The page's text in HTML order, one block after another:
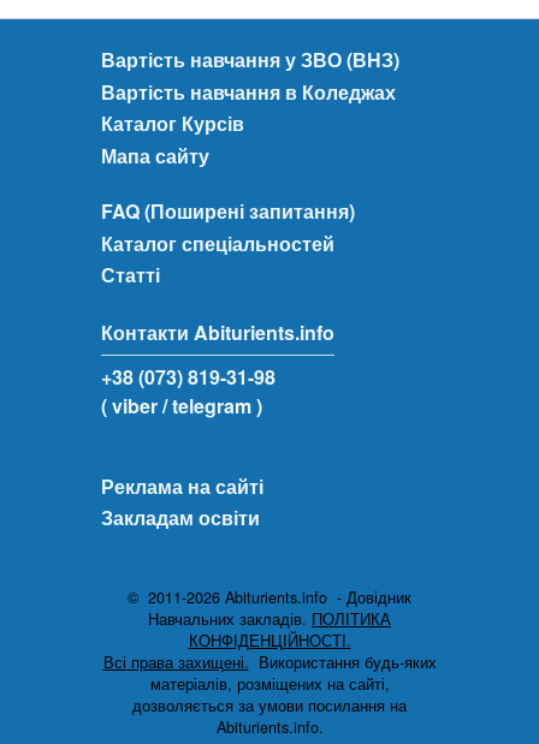
Вартість навчання у ЗВО (ВНЗ)
Вартість навчання в Коледжах
Каталог Курсів
Мапа сайту
FAQ (Поширені запитання)
Каталог спеціальностей
Статті
Контакти Abiturients.info
+38 (073) 819-31-98
( viber/ telegram )
Реклама на сайті
Закладам освіти
© 2011-2026 Abiturients.info - Довідник
Навчальних закладів. ПОЛІТИКА
КОНФІДЕНЦІЙНОСТІ.
Всі права захищені. Використання будь-яких
матеріалів, розміщених на сайті,
дозволяється за умови посилання на
Abiturients.info.